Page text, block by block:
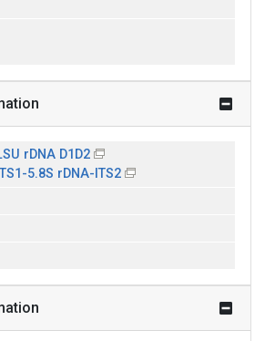
rDNA D1D2
5.8S rDNA-ITS2